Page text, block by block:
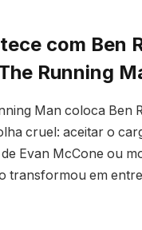
com Ben
Running
Man coloca Ben
cruel: aceitar o
Evan McCone ou
transformou em